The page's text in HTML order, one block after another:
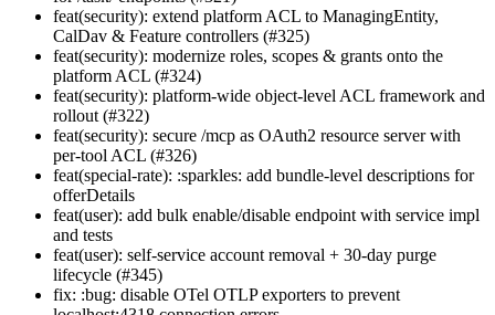
feat(security): extend platform ACL to ManagingEntity,
CalDav & Feature controllers (#325)
feat(security): modernize roles, scopes & grants onto the
platform ACL (#324)
feat(security): platform-wide object-level ACL framework and
rollout (#322)
feat(security): secure /mcp as OAuth2 resource server with
per-tool ACL (#326)
feat(special-rate): :sparkles: add bundle-level descriptions for
offerDetails
feat(user): add bulk enable/disable endpoint with service impl
and tests
feat(user): self-service account removal + 30-day purge
lifecycle (#345)
fix: :bug: disable OTel OTLP exporters to prevent